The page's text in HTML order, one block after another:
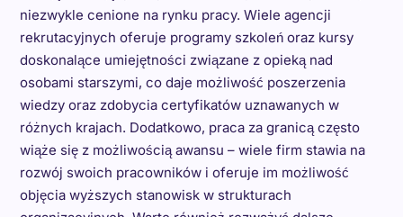
niezwykle cenione na rynku pracy. Wiele agencji
rekrutacyjnych oferuje programy szkoleń oraz kursy
doskonalące umiejętności związane z opieką nad
osobami starszymi, co daje możliwość poszerzenia
wiedzy oraz zdobycia certyfikatów uznawanych w
różnych krajach. Dodatkowo, praca za granicą często
wiąże się z możliwością awansu – wiele firm stawia na
rozwój swoich pracowników i oferuje im możliwość
objęcia wyższych stanowisk w strukturach